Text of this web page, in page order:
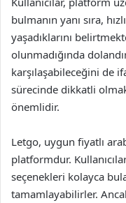
bulmanın yanı sıra,
yaşadıklarını
olunmadığında
karşılaşabileceğini de
sürecinde dikkatli
önemlidir.
Letgo, uygun fiyatlı
platformdur.
seçenekleri kolayca
tamamlayabilirler.